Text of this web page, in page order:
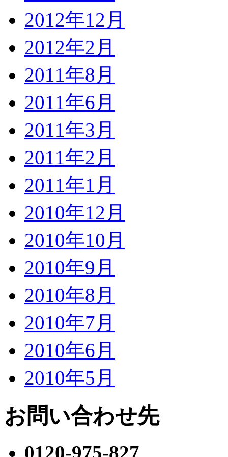
2012年12月
2012年2月
2011年8月
2011年6月
2011年3月
2011年2月
2011年1月
2010年12月
2010年10月
2010年9月
2010年8月
2010年7月
2010年6月
2010年5月
お問い合わせ先